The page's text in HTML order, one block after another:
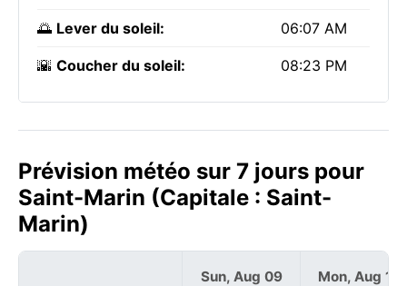
🌅 Lever du soleil: 06:07 AM
🌇 Coucher du soleil: 08:23 PM
Prévision météo sur 7 jours pour
Saint-Marin (Capitale : Saint-
Marin)
Sun, Aug 09 Mon, Aug 10